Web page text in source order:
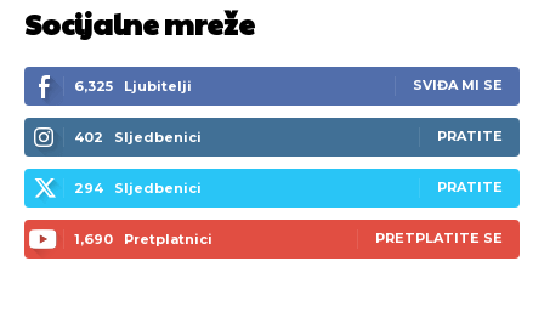
Socijalne mreže
6,325 Ljubitelji SVIĐA MI SE
402 Sljedbenici PRATITE
294 Sljedbenici PRATITE
1,690 Pretplatnici PRETPLATITE SE